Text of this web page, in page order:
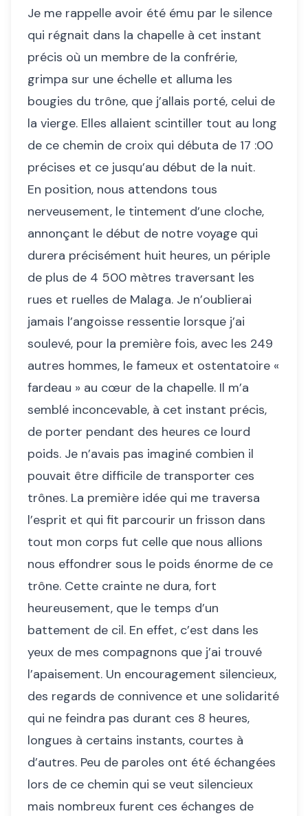
Je me rappelle avoir été ému par le silence
qui régnait dans la chapelle à cet instant
précis où un membre de la confrérie,
grimpa sur une échelle et alluma les
bougies du trône, que j’allais porté, celui de
la vierge. Elles allaient scintiller tout au long
de ce chemin de croix qui débuta de 17 :00
précises et ce jusqu’au début de la nuit.
En position, nous attendons tous
nerveusement, le tintement d’une cloche,
annonçant le début de notre voyage qui
durera précisément huit heures, un périple
de plus de 4 500 mètres traversant les
rues et ruelles de Malaga. Je n’oublierai
jamais l’angoisse ressentie lorsque j’ai
soulevé, pour la première fois, avec les 249
autres hommes, le fameux et ostentatoire «
fardeau » au cœur de la chapelle. Il m’a
semblé inconcevable, à cet instant précis,
de porter pendant des heures ce lourd
poids. Je n’avais pas imaginé combien il
pouvait être difficile de transporter ces
trônes. La première idée qui me traversa
l’esprit et qui fit parcourir un frisson dans
tout mon corps fut celle que nous allions
nous effondrer sous le poids énorme de ce
trône. Cette crainte ne dura, fort
heureusement, que le temps d’un
battement de cil. En effet, c’est dans les
yeux de mes compagnons que j’ai trouvé
l’apaisement. Un encouragement silencieux,
des regards de connivence et une solidarité
qui ne feindra pas durant ces 8 heures,
longues à certains instants, courtes à
d’autres. Peu de paroles ont été échangées
lors de ce chemin qui se veut silencieux
mais nombreux furent ces échanges de